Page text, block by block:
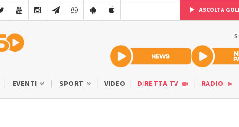
ASCOLTA
EVENTI SPORT VIDEO DIRETTA TV RADIO